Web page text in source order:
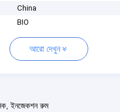
China
BIO
আরো দেখুন
ইনজেকশন রুম